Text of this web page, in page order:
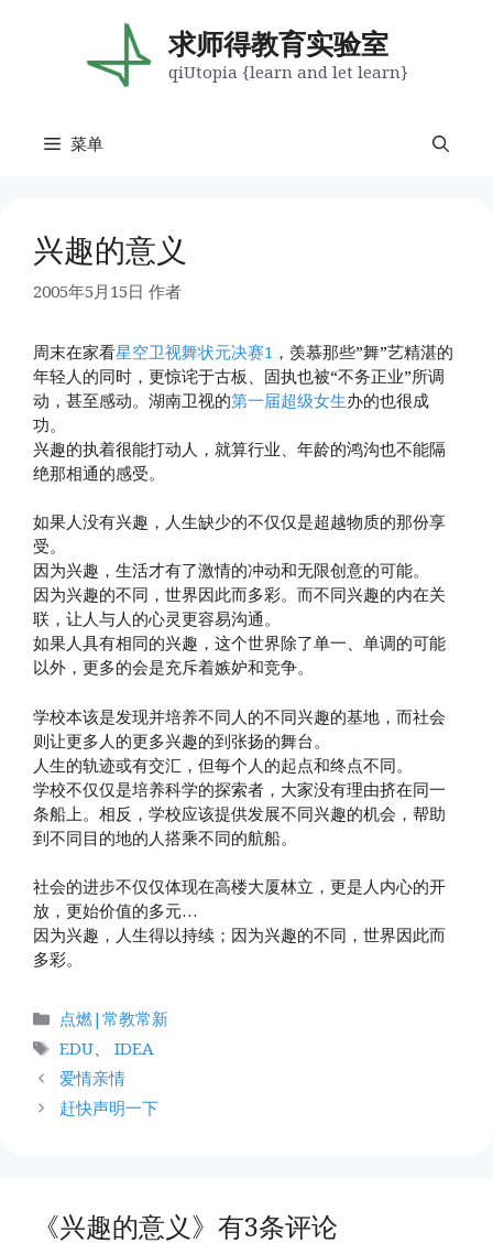
求师得教育实验室
qiUtopia {learn and let learn}
菜单
兴趣的意义
2005年5月15日 作者
周末在家看星空卫视舞状元决赛1 ，羡慕那些”舞”艺精湛的
年轻人的同时，更惊诧于古板、固执也被“不务正业”所调
动，甚至感动。湖南卫视的第一届超级女生办的也很成
功。
兴趣的执着很能打动人，就算行业、年龄的鸿沟也不能隔
绝那相通的感受。
如果人没有兴趣，人生缺少的不仅仅是超越物质的那份享
受。
因为兴趣，生活才有了激情的冲动和无限创意的可能。
因为兴趣的不同，世界因此而多彩。而不同兴趣的内在关
联，让人与人的心灵更容易沟通。
如果人具有相同的兴趣，这个世界除了单一、单调的可能
以外，更多的会是充斥着嫉妒和竞争。
学校本该是发现并培养不同人的不同兴趣的基地，而社会
则让更多人的更多兴趣的到张扬的舞台。
人生的轨迹或有交汇，但每个人的起点和终点不同。
学校不仅仅是培养科学的探索者，大家没有理由挤在同一
条船上。相反，学校应该提供发展不同兴趣的机会，帮助
到不同目的地的人搭乘不同的航船。
社会的进步不仅仅体现在高楼大厦林立，更是人内心的开
放，更始价值的多元…
因为兴趣，人生得以持续；因为兴趣的不同，世界因此而
多彩。
分
类
点燃|常教常新
标
签
EDU、 IDEA
爱情亲情
赶快声明一下
《兴趣的意义》有3条评论